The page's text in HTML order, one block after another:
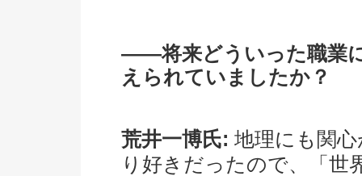
――将来どういった職業
えられていましたか？
荒井一博氏: 地理にも関
り好きだったので、「世